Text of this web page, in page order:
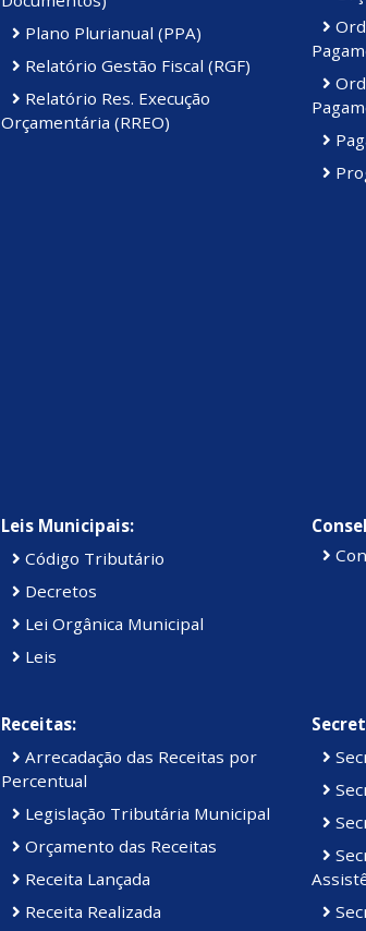
Plano Plurianual (PPA)
Relatório Gestão Fiscal (RGF)
Relatório Res. Execução
Orçamentária (RREO)
Leis Municipais:
Código Tributário
Decretos
Lei Orgânica Municipal
Leis
Receitas:
Arrecadação das Receitas por
Percentual
Legislação Tributária Municipal
Orçamento das Receitas
Receita Lançada
Receita Realizada